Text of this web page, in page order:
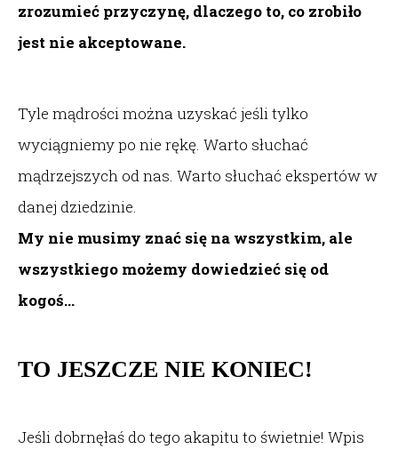
zrozumieć przyczynę, dlaczego to, co zrobiło
jest nie akceptowane.
Tyle mądrości można uzyskać jeśli tylko
wyciągniemy po nie rękę. Warto słuchać
mądrzejszych od nas. Warto słuchać ekspertów w
danej dziedzinie.
My nie musimy znać się na wszystkim, ale
wszystkiego możemy dowiedzieć się od
kogoś…
TO JESZCZE NIE KONIEC!
Jeśli dobrnęłaś do tego akapitu to świetnie! Wpis